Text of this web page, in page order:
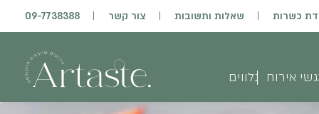
כשרות שאלות ותשובות צור קשר 09-7738388
אירוח נלווים